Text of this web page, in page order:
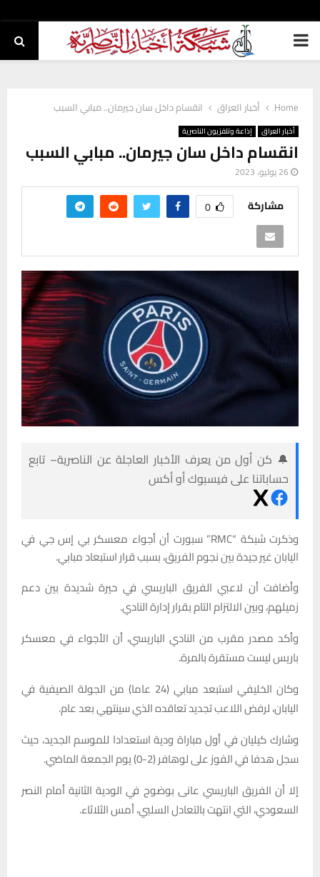
PRIMARY
Home أخبار العراق انقسام داخل سان جيرمان.. مبابي السبب
أخبار العراق إذاعة وتلفزيون الناصرية
انقسام داخل سان جيرمان.. مبابي السبب
26 يوليو، 2023
مشاركة 0
🔔 كن أول من يعرف الأخبار العاجلة عن الناصرية– تابع
حساباتنا على فيسبوك أو أكس
وذكرت شبكة “RMC” سبورت أن أجواء معسكر بي إس جي في
اليابان غير جيدة بين نجوم الفريق، بسبب قرار استبعاد مبابي.
وأضافت أن لاعبي الفريق الباريسي في حيرة شديدة بين دعم
زميلهم، وبين الالتزام التام بقرار إدارة النادي.
وأكد مصدر مقرب من النادي الباريسي، أن الأجواء في معسكر
باريس ليست مستقرة بالمرة.
وكان الخليفي استبعد مبابي (24 عاما) من الجولة الصيفية في
اليابان، لرفض اللاعب تجديد تعاقده الذي سينتهي بعد عام.
وشارك كيليان في أول مباراة ودية استعدادا للموسم الجديد، حيث
سجل هدفا في الفوز على لوهافر (2-0) يوم الجمعة الماضي.
إلا أن الفريق الباريسي عانى بوضوح في الودية الثانية أمام النصر
السعودي، التي انتهت بالتعادل السلبي، أمس الثلاثاء.